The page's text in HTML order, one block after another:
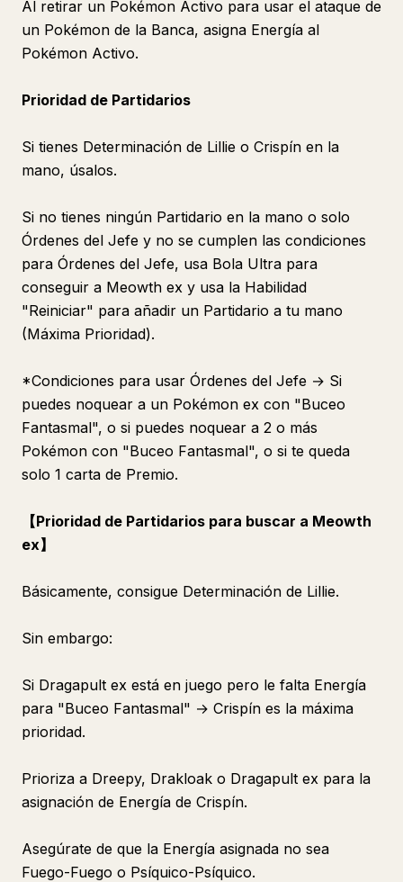
Al retirar un Pokémon Activo para usar el ataque de
un Pokémon de la Banca, asigna Energía al
Pokémon Activo.
Prioridad de Partidarios
Si tienes Determinación de Lillie o Crispín en la
mano, úsalos.
Si no tienes ningún Partidario en la mano o solo
Órdenes del Jefe y no se cumplen las condiciones
para Órdenes del Jefe, usa Bola Ultra para
conseguir a Meowth ex y usa la Habilidad
"Reiniciar" para añadir un Partidario a tu mano
(Máxima Prioridad).
*Condiciones para usar Órdenes del Jefe → Si
puedes noquear a un Pokémon ex con "Buceo
Fantasmal", o si puedes noquear a 2 o más
Pokémon con "Buceo Fantasmal", o si te queda
solo 1 carta de Premio.
【Prioridad de Partidarios para buscar a Meowth
ex】
Básicamente, consigue Determinación de Lillie.
Sin embargo:
Si Dragapult ex está en juego pero le falta Energía
para "Buceo Fantasmal" → Crispín es la máxima
prioridad.
Prioriza a Dreepy, Drakloak o Dragapult ex para la
asignación de Energía de Crispín.
Asegúrate de que la Energía asignada no sea
Fuego-Fuego o Psíquico-Psíquico.